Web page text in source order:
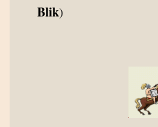
Blik)